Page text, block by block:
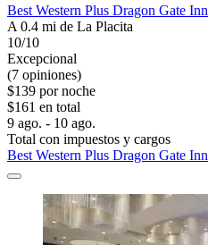
Best Western Plus Dragon Gate Inn
A 0.4 mi de La Placita
10/10
Excepcional
(7 opiniones)
$139 por noche
$161 en total
9 ago. - 10 ago.
Total con impuestos y cargos
Best Western Plus Dragon Gate Inn